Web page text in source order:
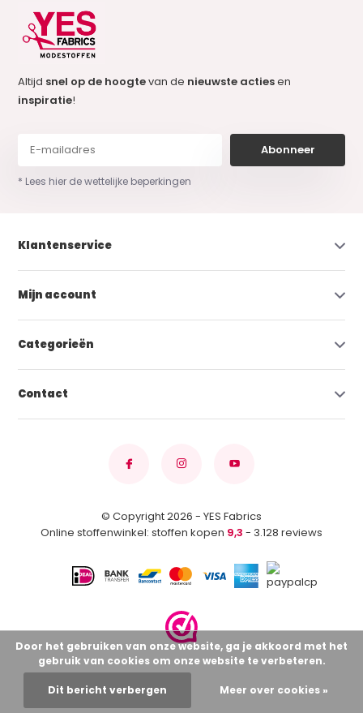
Altijd snel op de hoogtevan de nieuwste actiesen
inspiratie!
Abonneer
* Lees hier de wettelijke beperkingen
Klantenservice
Mijn account
Categorieën
Contact
© Copyright 2026 - YES Fabrics
Online stoffenwinkel: stoffen kopen 9,3 - 3.128 reviews
Door het gebruiken van onze website, ga je akkoord met het
gebruik van cookies om onze website te verbeteren.
Dit bericht verbergen Meer over cookies »